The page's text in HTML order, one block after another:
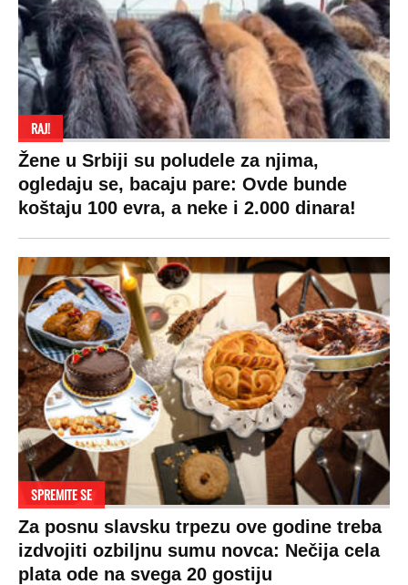
Hi-Tech
Kultura
Crna Gora
Makedonija
Auto
Uslovi korišćenja
Politika privatnosti
Privacy policy
Terms of service
Prijatelji sajta
Copyright © Espreso.co.rs 2026. Sva prava zadržana. Mondo inc.